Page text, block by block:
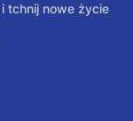
tchnij nowe życie